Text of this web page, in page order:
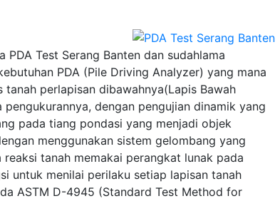
PDA Test Serang Banten dan sudahlama
PDA (Pile Driving Analyzer) yang mana
perlapisan dibawahnya(Lapis Bawah
dengan pengujian dinamik yang
pada tiang pondasi yang menjadi objek
menggunakan sistem gelombang yang
tanah memakai perangkat lunak pada
untuk menilai perilaku setiap lapisan tanah
ASTM D-4945 (Standard Test Method for